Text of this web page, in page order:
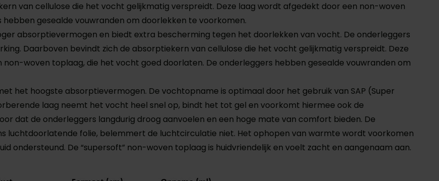
van cellulose die het vocht gelijkmatig verspreidt. Deze laag wordt afgedekt door een non-woven
gesealde vouwranden om doorlekken te voorkomen.
absorptievermogen en biedt extra bescherming tegen het doorlekken van vocht. De onderleggers
Daarboven bevindt zich de absorptiekern van cellulose die het vocht gelijkmatig verspreidt. Deze
woven toplaag, die het vocht goed doorlaten. De onderleggers hebben gesealde vouwranden om
het hoogste absorptievermogen. De vochtopname is optimaal door het gebruik van SAP (Super
laag neemt het vocht heel snel op, bindt het tot gel en voorkomt hiermee ook de
dat de onderleggers langdurig droog aanvoelen en een hoge mate van comfort bieden. De
luchtdoorlatende folie, belemmert de luchtcirculatie niet. Het ophopen van warmte wordt voorkomen
ondersteund. De “supersoft” non-woven toplaag is huidvriendelijk en voelt zacht en aangenaam aan.